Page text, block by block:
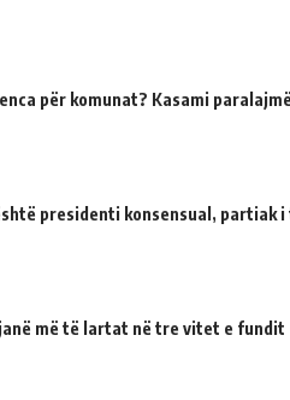
për komunat? Kasami
presidenti konsensual, partiak i
më të lartat në tre vitet e fundit